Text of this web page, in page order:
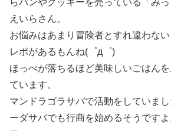
えいらさん。
お悩みはあまり冒険者とすれ違わな
レポがあるもんね(゜д゜)
ほっぺが落ちるほど美味しいごはん
ています。
マンドラゴラサバで活動をしていま
ーダサバでも行商を始めるそうです